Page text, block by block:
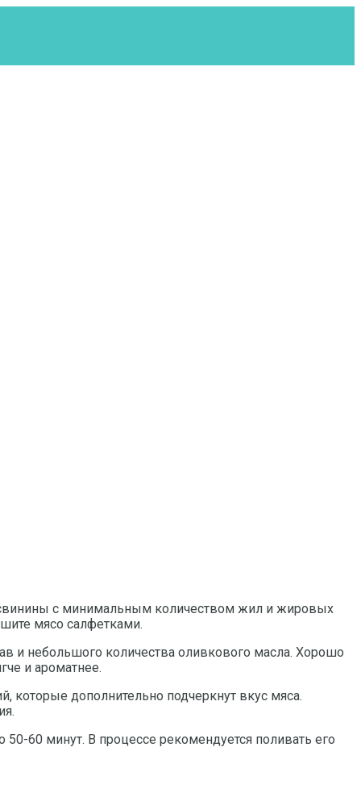
свинины с минимальным количеством жил и жировых
мясо салфетками.
и небольшого количества оливкового масла. Хорошо
и ароматнее.
дополнительно подчеркнут вкус мяса.
50-60 минут. В процессе рекомендуется поливать его